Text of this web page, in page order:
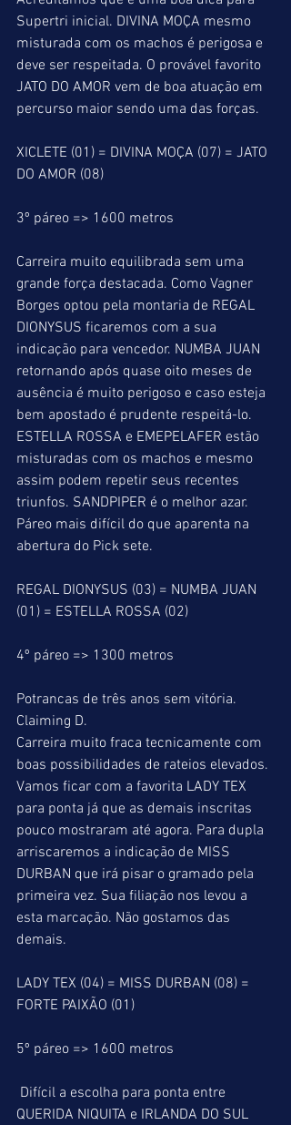
Supertri inicial. DIVINA MOÇA mesmo
misturada com os machos é perigosa e
deve ser respeitada. O provável favorito
JATO DO AMOR vem de boa atuação em
percurso maior sendo uma das forças.
XICLETE (01) = DIVINA MOÇA (07) = JATO
DO AMOR (08)
3º páreo => 1600 metros
Carreira muito equilibrada sem uma
grande força destacada. Como Vagner
Borges optou pela montaria de REGAL
DIONYSUS ficaremos com a sua
indicação para vencedor. NUMBA JUAN
retornando após quase oito meses de
ausência é muito perigoso e caso esteja
bem apostado é prudente respeitá-lo.
ESTELLA ROSSA e EMEPELAFER estão
misturadas com os machos e mesmo
assim podem repetir seus recentes
triunfos. SANDPIPER é o melhor azar.
Páreo mais difícil do que aparenta na
abertura do Pick sete.
REGAL DIONYSUS (03) = NUMBA JUAN
(01) = ESTELLA ROSSA (02)
4º páreo => 1300 metros
Potrancas de três anos sem vitória.
Claiming D.
Carreira muito fraca tecnicamente com
boas possibilidades de rateios elevados.
Vamos ficar com a favorita LADY TEX
para ponta já que as demais inscritas
pouco mostraram até agora. Para dupla
arriscaremos a indicação de MISS
DURBAN que irá pisar o gramado pela
primeira vez. Sua filiação nos levou a
esta marcação. Não gostamos das
demais.
LADY TEX (04) = MISS DURBAN (08) =
FORTE PAIXÃO (01)
5º páreo => 1600 metros
QUERIDA NIQUITA e IRLANDA DO SUL